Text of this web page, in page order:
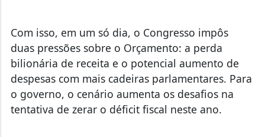
Com isso, em um só dia, o Congresso impôs
duas pressões sobre o Orçamento: a perda
bilionária de receita e o potencial aumento de
despesas com mais cadeiras parlamentares. Para
o governo, o cenário aumenta os desafios na
tentativa de zerar o déficit fiscal neste ano.